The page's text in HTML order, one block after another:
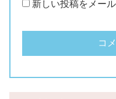
新しい投稿をメー